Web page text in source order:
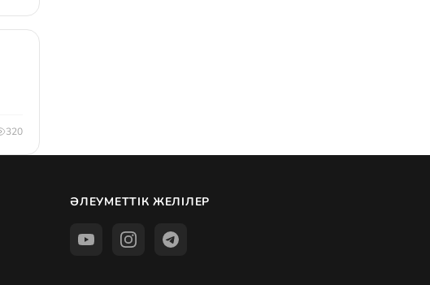
320
ӘЛЕУМЕТТІК ЖЕЛІЛЕР